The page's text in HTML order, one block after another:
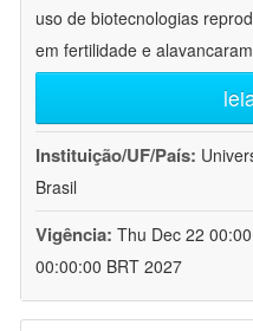
uso de biotecnologias
em fertilidade e
Instituição/UF/País:
Brasil
Vigência: Thu Dec 22
00:00:00 BRT 2027